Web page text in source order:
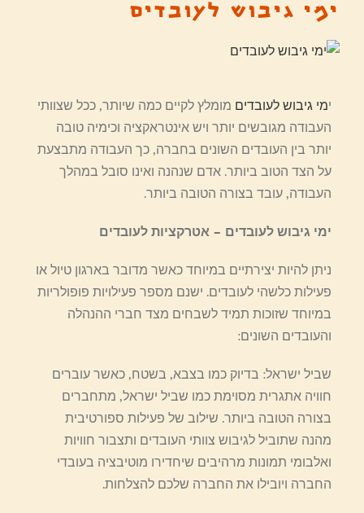
ימי גיבוש לעובדים
ימי גיבוש לעובדים מומלץ לקיים כמה שיותר, ככל שצוותי
העבודה מגובשים יותר ויש אינטראקציה וכימיה טובה
יותר בין העובדים השונים בחברה, כך העבודה מתבצעת
על הצד הטוב ביותר. אדם שנהנה ואינו סובל במהלך
העבודה, עובד בצורה הטובה ביותר.
ימי גיבוש לעובדים – אטרקציות לעובדים
ניתן להיות יצירתיים במיוחד כאשר מדובר בארגון טיול או
פעילות כלשהי לעובדים. ישנם מספר פעילויות פופולריות
במיוחד שזוכות תמיד לשבחים מצד חברי ההנהלה
והעובדים השונים:
שביל ישראל: בדיוק כמו בצבא, בשטח, כאשר עוברים
חוויה אתגרית מסוימת כמו שביל ישראל, מתחברים
בצורה הטובה ביותר. שילוב של פעילות ספורטיבית
מהנה שתוביל לגיבוש צוותי העובדים ותצבור חוויות
ואלבומי תמונות מרהיבים שיחדירו מוטיבציה בעובדי
החברה ויובילו את החברה שלכם להצלחות.